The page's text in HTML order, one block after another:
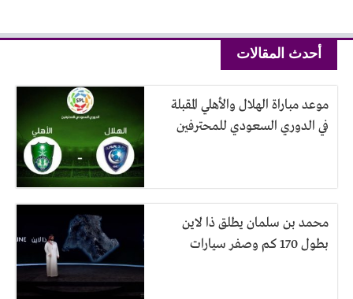
أحدث المقالات
موعد مباراة الهلال والأهلي المقبلة
في الدوري السعودي للمحترفين
محمد بن سلمان يطلق ذا لاين
بطول 170 كم وصفر سيارات